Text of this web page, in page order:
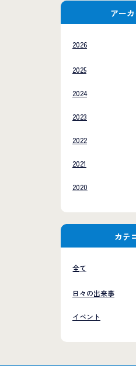
アー
2026
2025
2024
2023
2022
2021
2020
カテ
全て
日々の出来事
イベント